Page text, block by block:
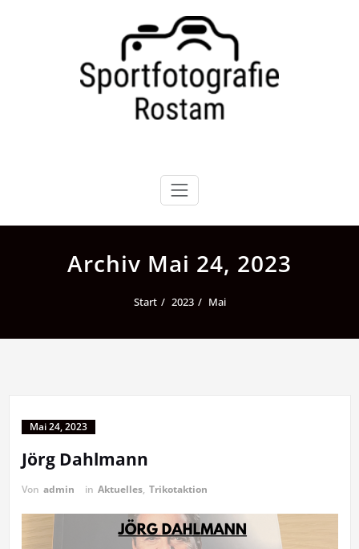
Archiv Mai 24, 2023
Start 2023 Mai
Mai 24, 2023
Jörg Dahlmann
Von admin in Aktuelles, Trikotaktion